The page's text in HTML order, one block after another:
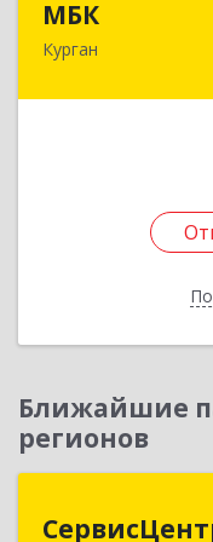
МБК
Курган
640020,
Ближайшие
регионов